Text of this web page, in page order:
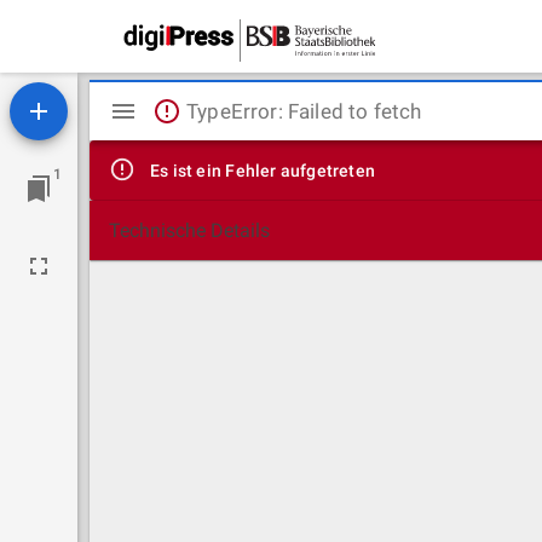
1
Mirador
Viewer
TypeError: Failed to fetch
Es ist ein Fehler aufgetreten
Technische Details